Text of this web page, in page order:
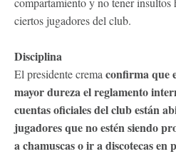
ciertos jugadores del club.
Disciplina
El presidente cremaconfirma que
mayor dureza el reglamento
cuentas oficiales del club están
jugadores que no estén siendo
a chamuscas o ir a discotecas en